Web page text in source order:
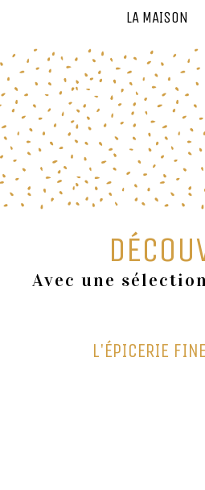
LA MAISON
Avec une
L'ÉPICERIE FINE